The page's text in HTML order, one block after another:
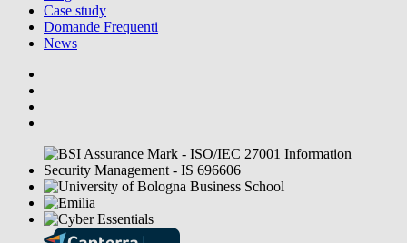
Case study
Domande Frequenti
News